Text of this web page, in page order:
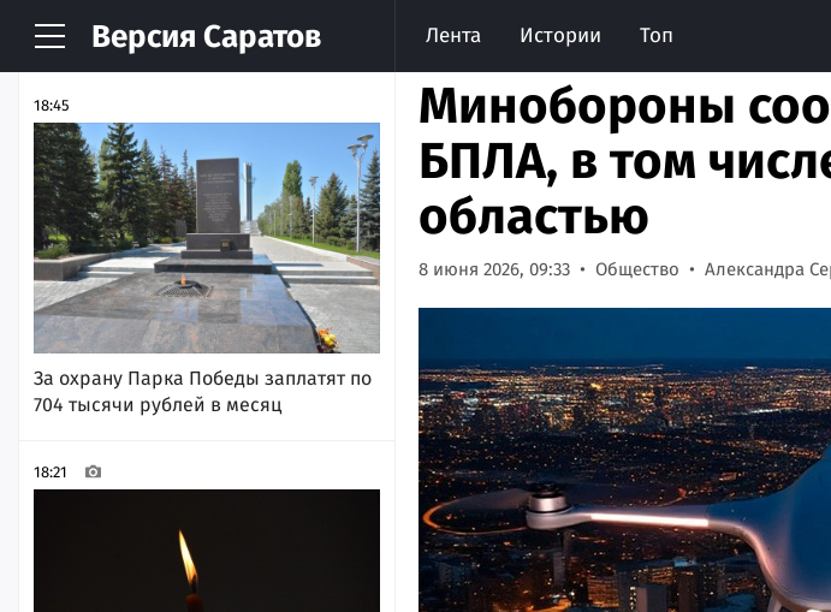
Версия Саратов Лента Истории Топ
НОВОСТИ АРХИВ
18:45
За охрану Парка Победы заплатят по
704 тысячи рублей в месяц
18:21
Минобороны
БПЛА, в том
областью
8 июня 2026, 09:33 Общество Александра